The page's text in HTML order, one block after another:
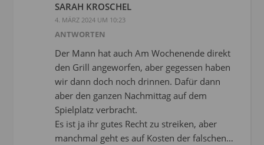
SARAH KROSCHEL
4. MÄRZ 2024 UM 10:23
ANTWORTEN
Der Mann hat auch Am Wochenende direkt
den Grill angeworfen, aber gegessen haben
wir dann doch noch drinnen. Dafür dann
aber den ganzen Nachmittag auf dem
Spielplatz verbracht.
Es ist ja ihr gutes Recht zu streiken, aber
manchmal geht es auf Kosten der falschen…